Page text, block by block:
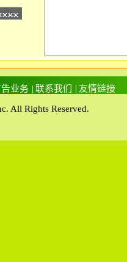
告业务 | 联系我们 | 友情链接
All Rights Reserved.